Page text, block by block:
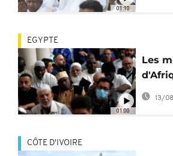
01:10
01:00
EGYPTE
Les
l'Aïd
13/
CÔTE D'IVOIRE